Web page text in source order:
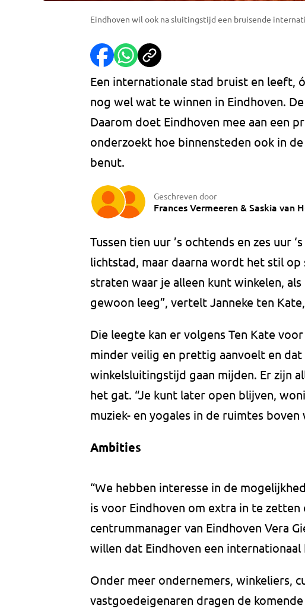
Eindhoven wil ook na sluitingstijd een bruisende
Een internationale stad bruist en leeft,
nog wel wat te winnen in Eindhoven.
Daarom doet Eindhoven mee aan een
onderzoekt hoe binnensteden ook in
benut.
Geschreven door
Frances Vermeeren& Saskia van
Tussen tien uur ’s ochtends en zes uur
lichtstad, maar daarna wordt het stil op
straten waar je alleen kunt winkelen,
gewoon leeg”, vertelt Janneke ten
Die leegte kan er volgens Ten Kate
minder veilig en prettig aanvoelt en
winkelsluitingstijd gaan mijden. Er zijn
het gat. “Je kunt later open blijven,
muziek- en yogales in de ruimtes boven
Ambities
“We hebben interesse in de
is voor Eindhoven om extra in te
centrummanager van Eindhoven Vera
willen dat Eindhoven een
Onder meer ondernemers, winkeliers,
vastgoedeigenaren dragen de